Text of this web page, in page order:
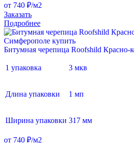
от 740 ₽/м2
Заказать
Подробнее
Битумная черепица Roofshild Красно-
1 упаковка 3 мкв
Длина упаковки 1 мп
Ширина упаковки 317 мм
от 740 ₽/м2